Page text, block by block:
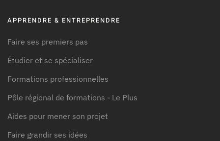
APPRENDRE & ENTREPRENDRE
Faire ses premiers pas
Étudier et se spécialiser
Formations professionnelles
Pôle régional de formations - Le Plus
Aides pour mener son projet
Faire grandir ses idées